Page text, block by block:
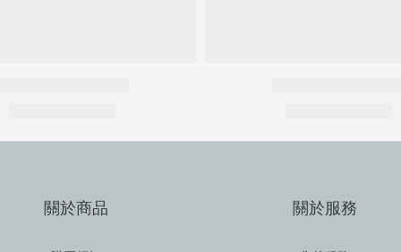
關於商品 關於服務